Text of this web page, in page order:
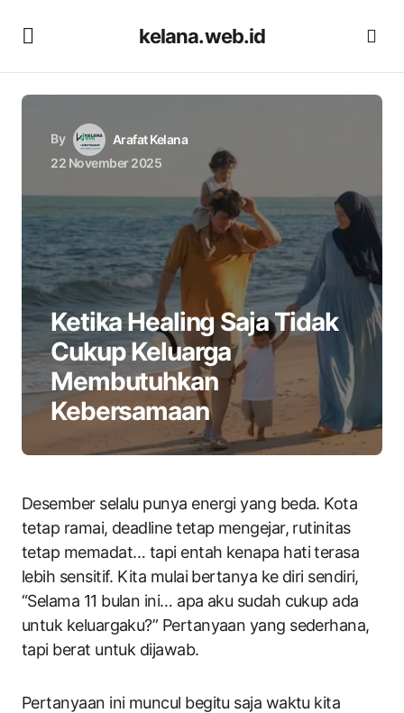
kelana.web.id
By
Arafat Kelana
22 November 2025
Ketika Healing Saja Tidak
Cukup Keluarga
Membutuhkan
Kebersamaan
Desember selalu punya energi yang beda. Kota
tetap ramai, deadline tetap mengejar, rutinitas
tetap memadat… tapi entah kenapa hati terasa
lebih sensitif. Kita mulai bertanya ke diri sendiri,
“Selama 11 bulan ini… apa aku sudah cukup ada
untuk keluargaku?” Pertanyaan yang sederhana,
tapi berat untuk dijawab.
Pertanyaan ini muncul begitu saja waktu kita